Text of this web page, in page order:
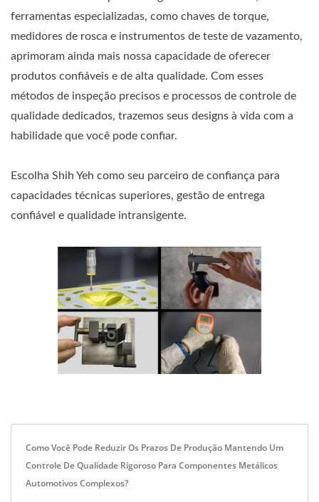
ferramentas especializadas, como chaves de torque,
medidores de rosca e instrumentos de teste de vazamento,
aprimoram ainda mais nossa capacidade de oferecer
produtos confiáveis e de alta qualidade. Com esses
métodos de inspeção precisos e processos de controle de
qualidade dedicados, trazemos seus designs à vida com a
habilidade que você pode confiar.
Escolha Shih Yeh como seu parceiro de confiança para
capacidades técnicas superiores, gestão de entrega
confiável e qualidade intransigente.
Como Você Pode Reduzir Os Prazos De Produção Mantendo Um
Controle De Qualidade Rigoroso Para Componentes Metálicos
Automotivos Complexos?